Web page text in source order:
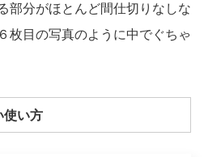
部分がほとんど間仕切りなしな
枚目の写真のように中でぐちゃ
使い方